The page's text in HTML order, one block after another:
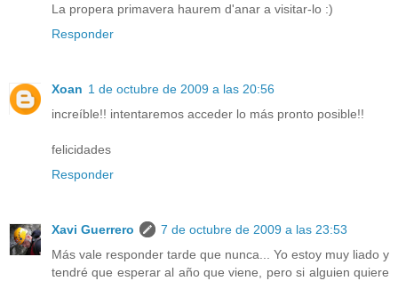
La propera primavera haurem d'anar a visitar-lo :)
Responder
Xoan 1 de octubre de 2009 a las 20:56
increíble!! intentaremos acceder lo más pronto posible!!
felicidades
Responder
Xavi Guerrero
7 de octubre de 2009 a las 23:53
Más vale responder tarde que nunca... Yo estoy muy liado y
tendré que esperar al año que viene, pero si alguien quiere